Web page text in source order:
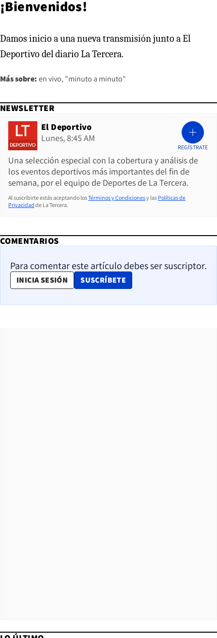
¡Bienvenidos!
Damos inicio a una nueva transmisión junto a El
Deportivo del diario La Tercera.
Más sobre: en vivo "minuto a minuto"
NEWSLETTER
El Deportivo
Lunes, 8:45 AM
Una selección especial con la cobertura y análisis de
los eventos deportivos más importantes del fin de
semana, por el equipo de Deportes de La Tercera.
REGÍSTRATE
Al suscribirte estás aceptando losTérminos y Condicionesy las Políticas de
Privacidad de La Tercera.
COMENTARIOS
Para comentar este artículo debes ser suscriptor.
INICIA SESIÓN SUSCRÍBETE
OPENS IN NEW WINDOW